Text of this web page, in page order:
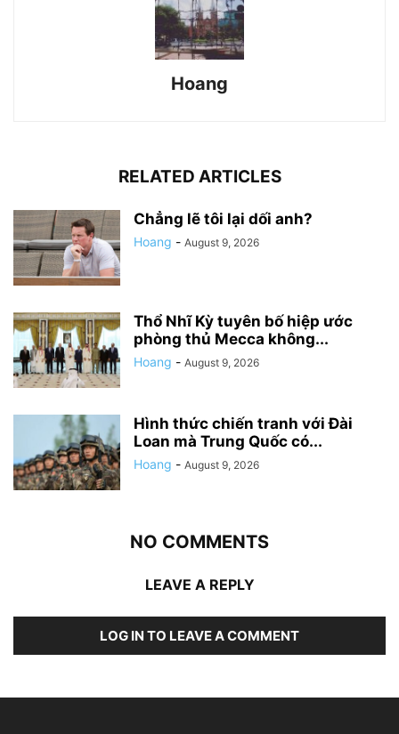
Hoang
RELATED ARTICLES
Chẳng lẽ tôi lại dối anh?
Hoang - August 9, 2026
Thổ Nhĩ Kỳ tuyên bố hiệp ước
phòng thủ Mecca không...
Hoang - August 9, 2026
Hình thức chiến tranh với Đài
Loan mà Trung Quốc có...
Hoang - August 9, 2026
NO COMMENTS
LEAVE A REPLY
LOG IN TO LEAVE A COMMENT